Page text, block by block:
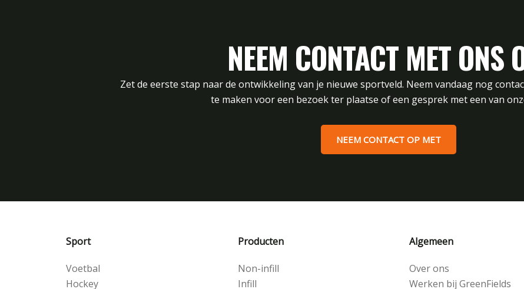
NEEM CONTACT MET ONS
Zet de eerste stap naar de ontwikkeling van je nieuwe sportveld. Neem vandaag nog
te maken voor een bezoek ter plaatse of een gesprek met een van
NEEM CONTACT OP MET
Sport
Voetbal
Hockey
Producten
Non-infill
Infill
Algemeen
Over ons
Werken bij GreenFields